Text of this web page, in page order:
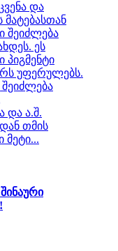
და
მატებასთან
შეიძლება
ეს
პიგმენტი
უფერულებს.
შეიძლება
და ა.შ.
თმის
მეტი...